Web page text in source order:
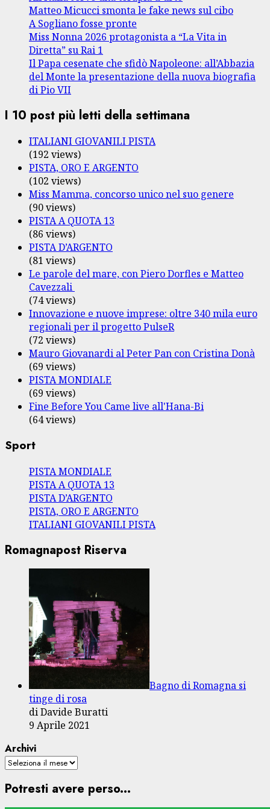
Matteo Micucci smonta le fake news sul cibo
A Sogliano fosse pronte
Miss Nonna 2026 protagonista a “La Vita in
Diretta” su Rai 1
Il Papa cesenate che sfidò Napoleone: all’Abbazia
del Monte la presentazione della nuova biografia
di Pio VII
I 10 post più letti della settimana
ITALIANI GIOVANILI PISTA
(192 views)
PISTA, ORO E ARGENTO
(102 views)
Miss Mamma, concorso unico nel suo genere
(90 views)
PISTA A QUOTA 13
(86 views)
PISTA D’ARGENTO
(81 views)
Le parole del mare, con Piero Dorfles e Matteo
Cavezzali
(74 views)
Innovazione e nuove imprese: oltre 340 mila euro
regionali per il progetto PulseR
(72 views)
Mauro Giovanardi al Peter Pan con Cristina Donà
(69 views)
PISTA MONDIALE
(69 views)
Fine Before You Came live all'Hana-Bi
(64 views)
Sport
PISTA MONDIALE
PISTA A QUOTA 13
PISTA D’ARGENTO
PISTA, ORO E ARGENTO
ITALIANI GIOVANILI PISTA
Romagnapost Riserva
Bagno di Romagna si
tinge di rosa
di Davide Buratti
9 Aprile 2021
Archivi
Potresti avere perso...